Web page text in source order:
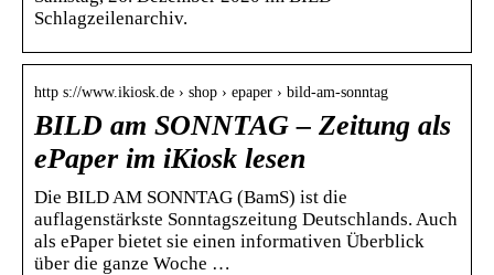
Schlagzeilenarchiv.
http s://www.ikiosk.de › shop › epaper › bild-am-sonntag
BILD am SONNTAG – Zeitung als
ePaper im iKiosk lesen
Die BILD AM SONNTAG (BamS) ist die
auflagenstärkste Sonntagszeitung Deutschlands. Auch
als ePaper bietet sie einen informativen Überblick
über die ganze Woche …